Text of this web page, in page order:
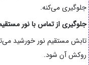
جلوگیری می‌کنه.
جلوگیری از تماس با نور
تابش مستقیم نور خورشید
روکش آن شود.